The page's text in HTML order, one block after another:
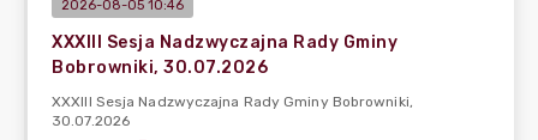
2026-08-05 10:46
XXXIII Sesja Nadzwyczajna Rady Gminy
Bobrowniki, 30.07.2026
XXXIII Sesja Nadzwyczajna Rady Gminy Bobrowniki,
30.07.2026